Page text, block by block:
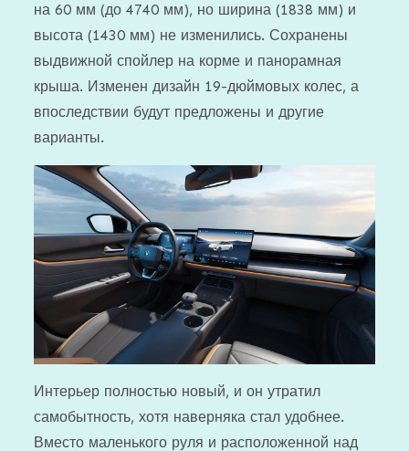
на 60 мм (до 4740 мм), но ширина (1838 мм) и
высота (1430 мм) не изменились. Сохранены
выдвижной спойлер на корме и панорамная
крыша. Изменен дизайн 19-дюймовых колес, а
впоследствии будут предложены и другие
варианты.
Интерьер полностью новый, и он утратил
самобытность, хотя наверняка стал удобнее.
Вместо маленького руля и расположенной над